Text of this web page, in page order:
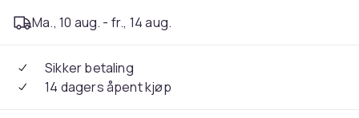
Ma., 10 aug. - fr., 14 aug.
Sikker betaling
14 dagers åpent kjøp